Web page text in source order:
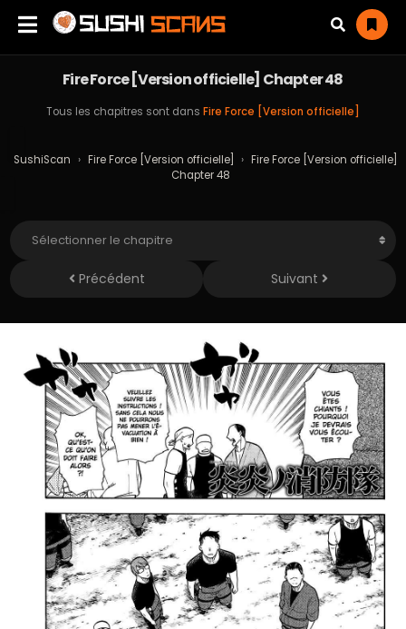
Fire Force [Version officielle] Chapter 48
Tous les chapitres sont dans Fire Force [Version officielle]
SushiScan › Fire Force [Version officielle] › Fire Force [Version officielle]
Chapter 48
Précédent Suivant